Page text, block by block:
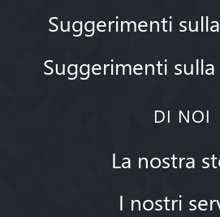
Suggerimenti
Suggerimenti
DI NOI
La nostra
I nostri